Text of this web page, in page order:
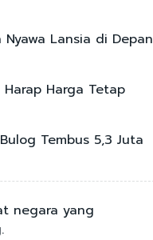
Lansia di Depan
Harap Harga Tetap
Tembus 5,3 Juta
negara yang